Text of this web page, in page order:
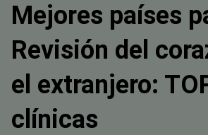
Mejores países
Revisión del
el extranjero:
clínicas